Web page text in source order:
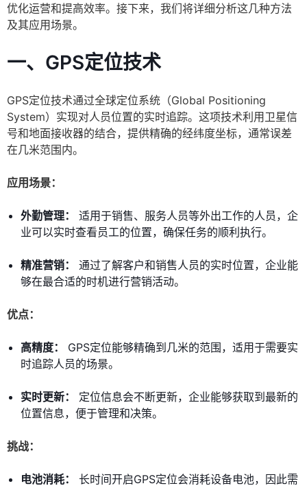
优化运营和提高效率。接下来，我们将详细分析这几种方法
及其应用场景。
一、GPS定位技术
GPS定位技术通过全球定位系统（Global Positioning
System）实现对人员位置的实时追踪。这项技术利用卫星信
号和地面接收器的结合，提供精确的经纬度坐标，通常误差
在几米范围内。
应用场景：
外勤管理：
适用于销售、服务人员等外出工作的人员，企
业可以实时查看员工的位置，确保任务的顺利执行。
精准营销：
通过了解客户和销售人员的实时位置，企业能
够在最合适的时机进行营销活动。
优点：
高精度：
GPS定位能够精确到几米的范围，适用于需要实
时追踪人员的场景。
实时更新：
定位信息会不断更新，企业能够获取到最新的
位置信息，便于管理和决策。
挑战：
电池消耗：
长时间开启GPS定位会消耗设备电池，因此需